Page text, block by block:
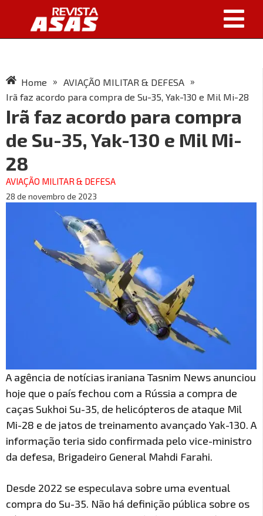
Home » AVIAÇÃO MILITAR & DEFESA »
Irã faz acordo para compra de Su-35, Yak-130 e Mil Mi-28
Irã faz acordo para compra
de Su-35, Yak-130 e Mil Mi-
28
AVIAÇÃO MILITAR & DEFESA
28 de novembro de 2023
A agência de notícias iraniana Tasnim News anunciou
hoje que o país fechou com a Rússia a compra de
caças Sukhoi Su-35, de helicópteros de ataque Mil
Mi-28 e de jatos de treinamento avançado Yak-130. A
informação teria sido confirmada pelo vice-ministro
da defesa, Brigadeiro General Mahdi Farahi.
Desde 2022 se especulava sobre uma eventual
compra do Su-35. Não há definição pública sobre os